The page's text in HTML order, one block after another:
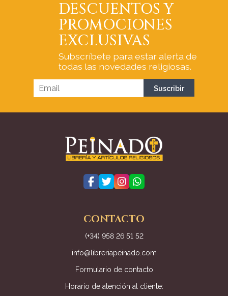
DESCUENTOS Y
PROMOCIONES
EXCLUSIVAS
Subscríbete para estar alerta de
todas las novedades religiosas.
CONTACTO
(+34) 958 26 51 52
info@libreriapeinado.com
Formulario de contacto
Horario de atención al cliente: